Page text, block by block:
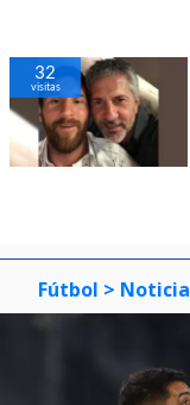
32
visitas
Fútbol > Noticia